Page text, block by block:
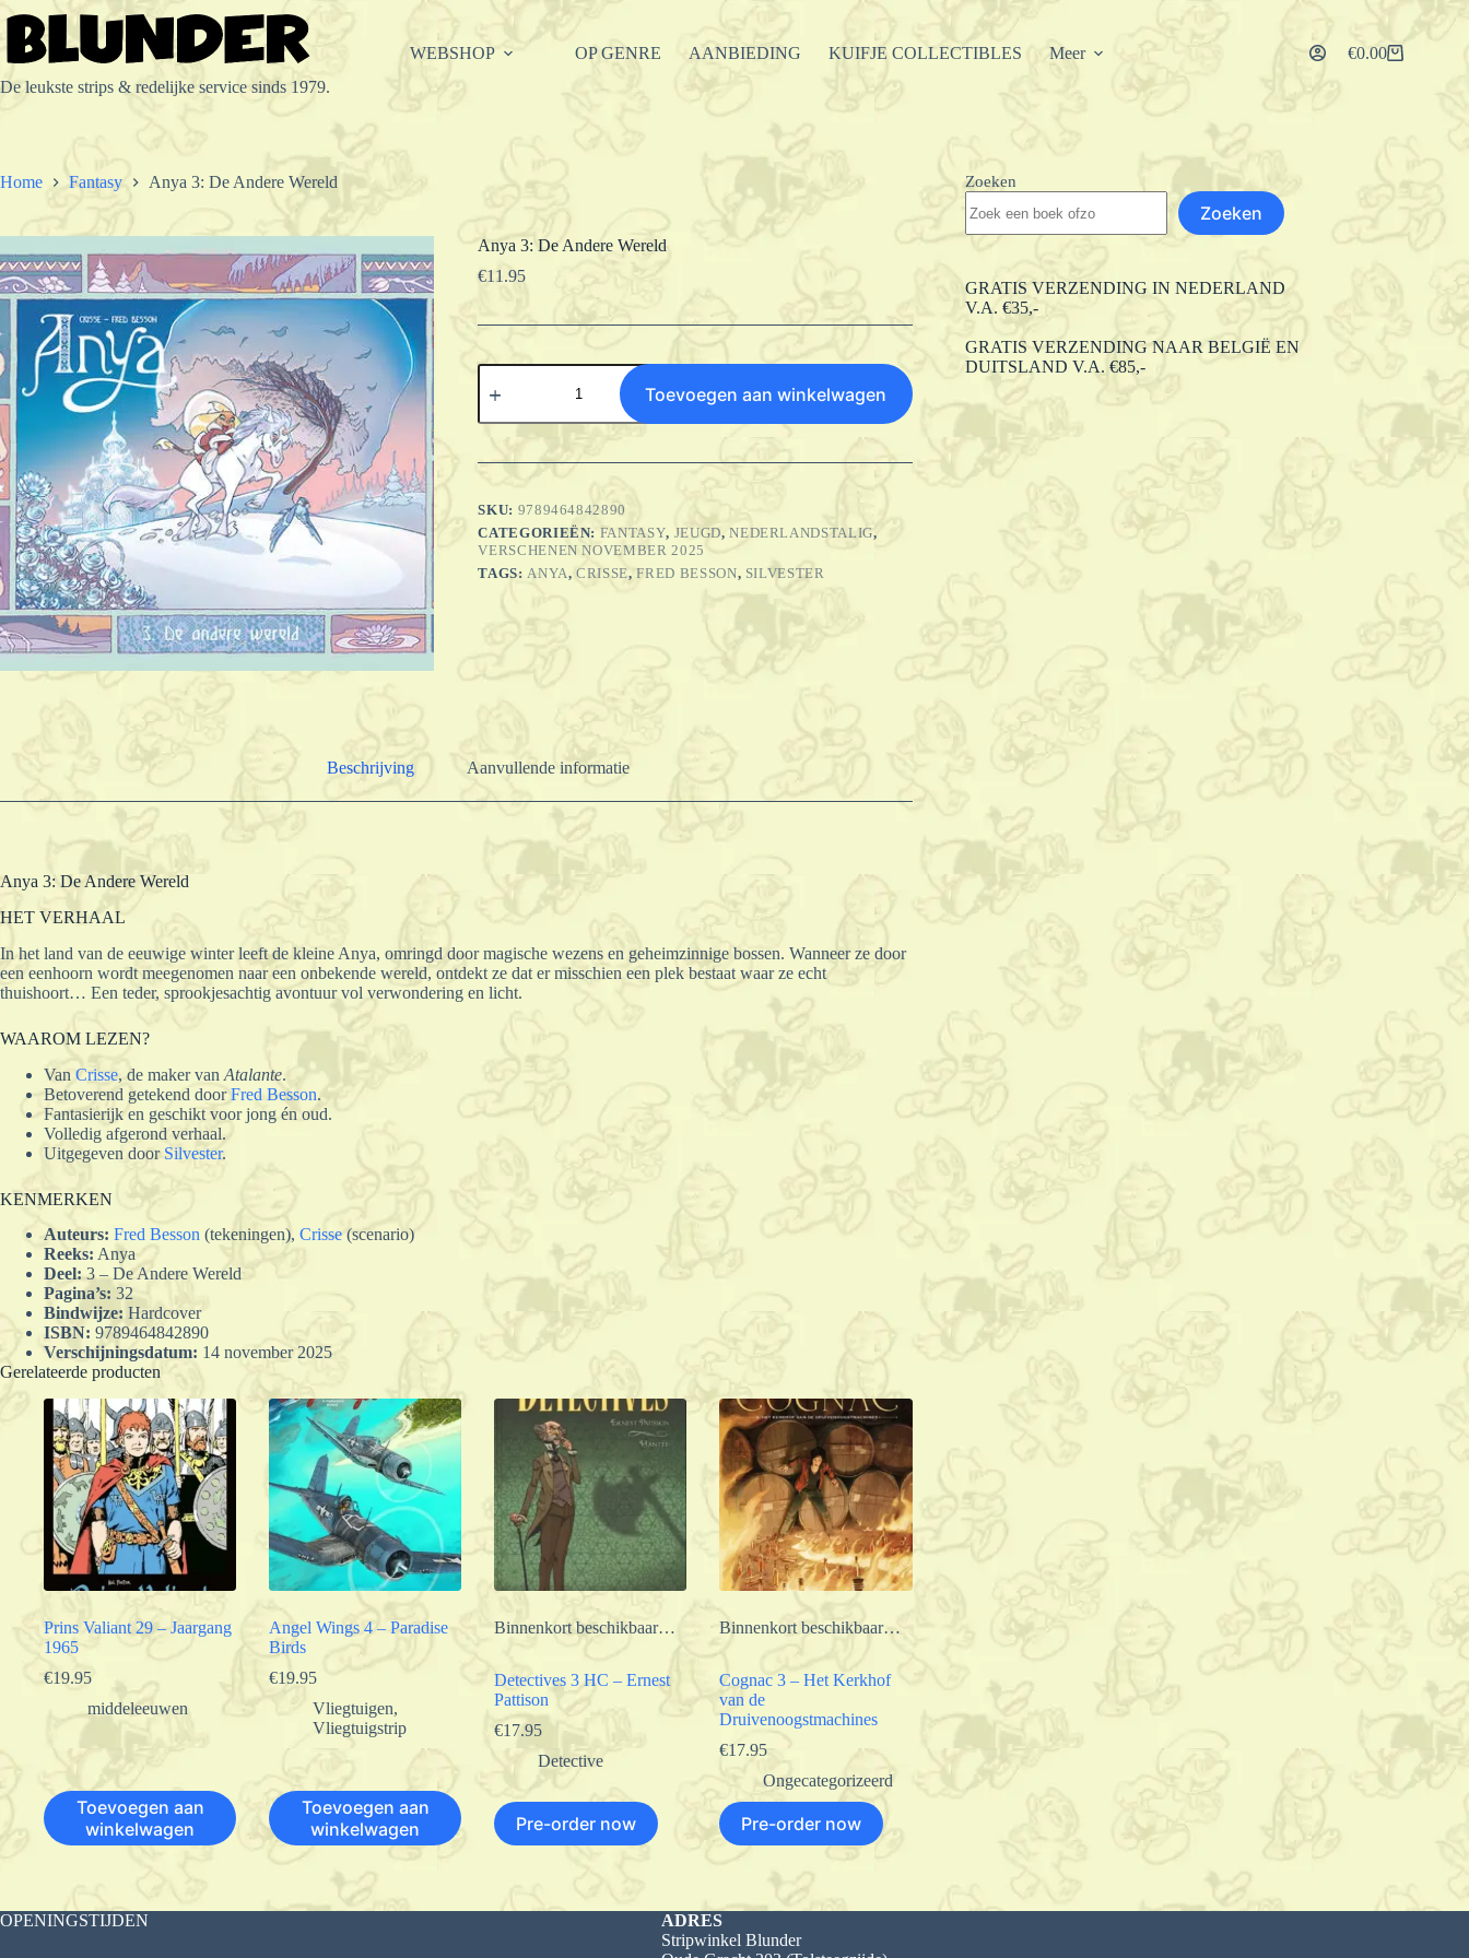
Ga
naar
inhoud
De leukste strips & redelijke service sinds 1979.
WEBSHOP OP GENRE AANBIEDING KUIFJE COLLECTIBLES Meer Winkelwagen
€0.00
Home Fantasy Anya 3: De Andere Wereld
Anya 3: De Andere Wereld
€11.95
Anya
3:
Andere
aantal
Toevoegen aan winkelwagen
SKU: 9789464842890
CATEGORIEËN: FANTASY, JEUGD,NEDERLANDSTALIG,
VERSCHENEN NOVEMBER 2025
TAGS:ANYA,CRISSE,FRED BESSON, SILVESTER
Beschrijving Aanvullende informatie
Anya 3: De Andere Wereld
HET VERHAAL
In het land van de eeuwige winter leeft de kleine Anya, omringd door magische wezens en geheimzinnige bossen. Wanneer ze door
een eenhoorn wordt meegenomen naar een onbekende wereld, ontdekt ze dat er misschien een plek bestaat waar ze echt
thuishoort… Een teder, sprookjesachtig avontuur vol verwondering en licht.
WAAROM LEZEN?
Van Crisse, de maker van Atalante.
Betoverend getekend doorFred Besson.
Fantasierijk en geschikt voor jong én oud.
Volledig afgerond verhaal.
Uitgegeven door Silvester.
KENMERKEN
Auteurs: Fred Besson (tekeningen), Crisse (scenario)
Reeks: Anya
Deel:3 – De Andere Wereld
Pagina’s: 32
Bindwijze: Hardcover
ISBN: 9789464842890
Verschijningsdatum: 14 november 2025
Gerelateerde producten
Prins Valiant 29 – Jaargang
1965
€19.95
middeleeuwen
Toevoegen aan
winkelwagen
Angel Wings 4 – Paradise
Birds
€19.95
Vliegtuigen,
Vliegtuigstrip
Toevoegen aan
winkelwagen
Binnenkort beschikbaar…
Detectives 3 HC – Ernest
Pattison
€17.95
Detective
Pre-order now
Binnenkort beschikbaar…
Cognac 3 – Het Kerkhof
van de
Druivenoogstmachines
€17.95
Ongecategorizeerd
Pre-order now
Zoeken
Zoeken
GRATIS VERZENDING IN NEDERLAND
V.A. €35,-
GRATIS VERZENDING NAAR BELGIË EN
DUITSLAND V.A. €85,-
OPENINGSTIJDEN
ADRES
Stripwinkel Blunder